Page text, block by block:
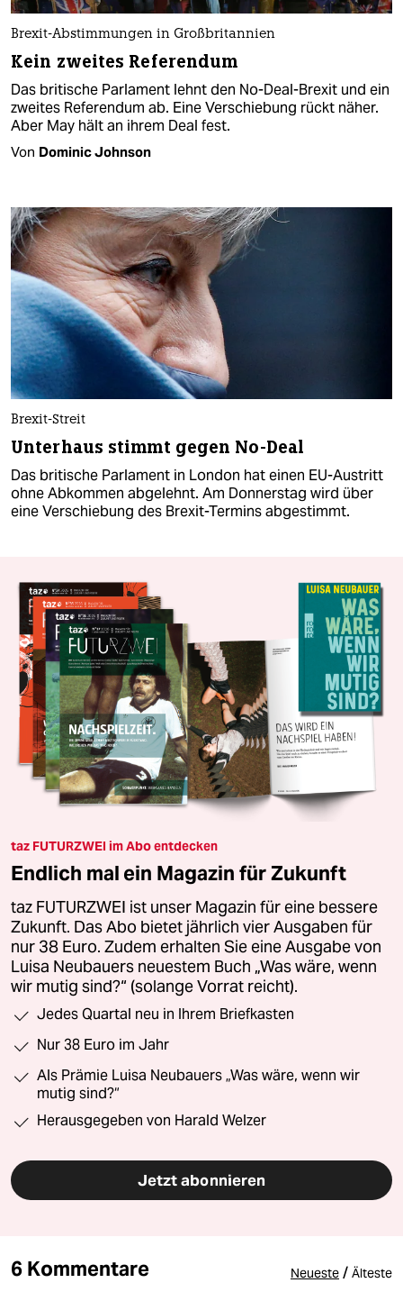
Brexit-Abstimmungen in Großbritannien
Kein zweites Referendum
Das britische Parlament lehnt den No-Deal-Brexit und ein
zweites Referendum ab. Eine Verschiebung rückt näher.
Aber May hält an ihrem Deal fest.
Von Dominic Johnson
Brexit-Streit
Unterhaus stimmt gegen No-Deal
Das britische Parlament in London hat einen EU-Austritt
ohne Abkommen abgelehnt. Am Donnerstag wird über
eine Verschiebung des Brexit-Termins abgestimmt.
taz FUTURZWEI im Abo entdecken
Endlich mal ein Magazin für Zukunft
taz FUTURZWEI ist unser Magazin für eine bessere
Zukunft. Das Abo bietet jährlich vier Ausgaben für
nur 38 Euro. Zudem erhalten Sie eine Ausgabe von
Luisa Neubauers neuestem Buch „Was wäre, wenn
wir mutig sind?“ (solange Vorrat reicht).
Jedes Quartal neu in Ihrem Briefkasten
Nur 38 Euro im Jahr
Als Prämie Luisa Neubauers „Was wäre, wenn wir
mutig sind?“
Herausgegeben von Harald Welzer
Jetzt abonnieren
6 Kommentare Neueste / Älteste